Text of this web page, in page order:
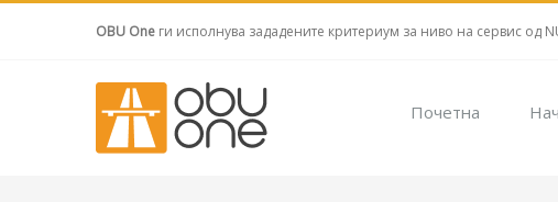
OBU One ги исполнува зададените критериум за ниво на сервис од
Почетна